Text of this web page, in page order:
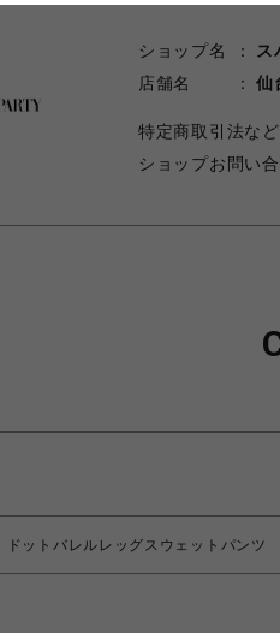
ショップ名
ス
店舗名
仙
特定商取引法な
ショップお問い
ドットバレルレッグスウェットパンツ